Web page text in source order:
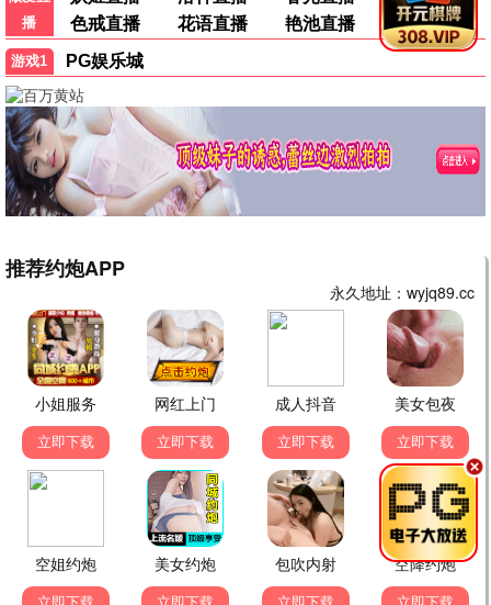
都市夜归人
都市 / 情感 / 全36集